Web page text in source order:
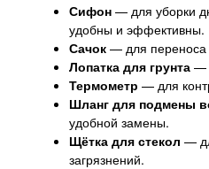
Сифон — для уборки
удобны и эффективны.
Сачок — для переноса
Лопатка для грунта —
Термометр — для
Шланг для подмены
удобной замены.
Щётка для стекол —
загрязнений.